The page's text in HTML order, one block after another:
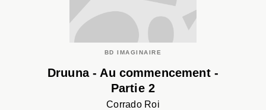
BD IMAGINAIRE
Druuna - Au commencement -
Partie 2
Corrado Roi